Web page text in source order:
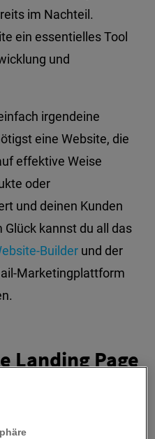
im Nachteil.
ein essentielles Tool
und
irgendeine
eine Website, die
effektive Weise
oder
und deinen Kunden
kannst du all das
Builder und der
Marketingplattform
Landing Page